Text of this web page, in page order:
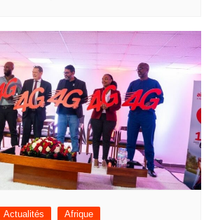
Actualités Afrique